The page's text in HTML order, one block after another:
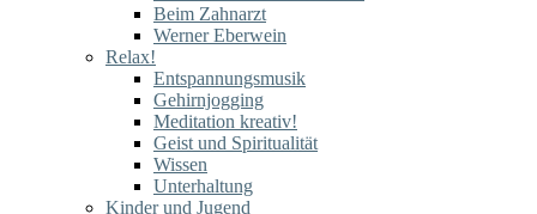
Beim Zahnarzt
Werner Eberwein
Relax!
Entspannungsmusik
Gehirnjogging
Meditation kreativ!
Geist und Spiritualität
Wissen
Unterhaltung
Kinder und Jugend